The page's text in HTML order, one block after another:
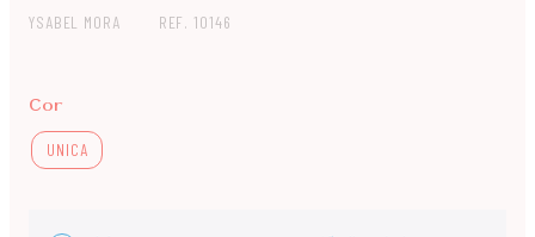
YSABEL MORA REF. 10146
Cor
UNICA